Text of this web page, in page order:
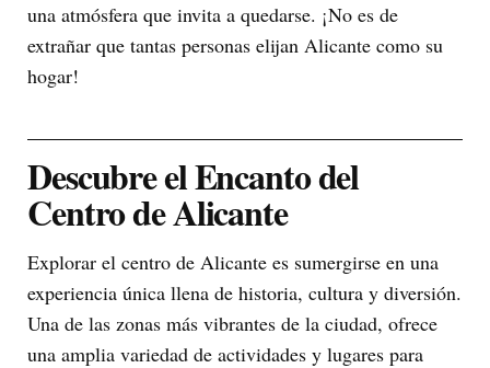
una atmósfera que invita a quedarse. ¡No es de
extrañar que tantas personas elijan Alicante como su
hogar!
Descubre el Encanto del
Centro de Alicante
Explorar el centro de Alicante es sumergirse en una
experiencia única llena de historia, cultura y diversión.
Una de las zonas más vibrantes de la ciudad, ofrece
una amplia variedad de actividades y lugares para